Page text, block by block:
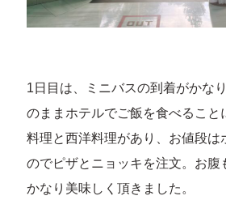
1日目は、ミニバスの到着がかな
のままホテルでご飯を食べること
料理と西洋料理があり、お値段は
のでピザとニョッキを注文。お腹
かなり美味しく頂きました。